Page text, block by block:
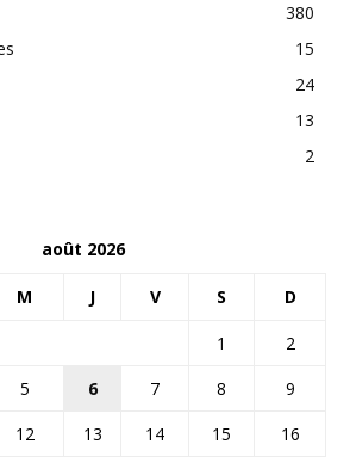
380
15
24
13
2
août 2026
M J V S D
1
2
5 6 7 8
9
12 13 14 15
16